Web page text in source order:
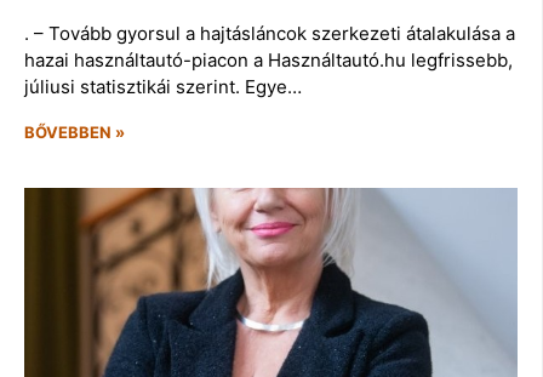
. – Tovább gyorsul a hajtásláncok szerkezeti átalakulása a
hazai használtautó-piacon a Használtautó.hu legfrissebb,
júliusi statisztikái szerint. Egye…
BŐVEBBEN »